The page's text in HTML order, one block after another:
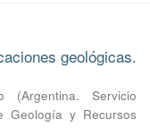
geológicas.
(Argentina. Servicio
Geología y Recursos